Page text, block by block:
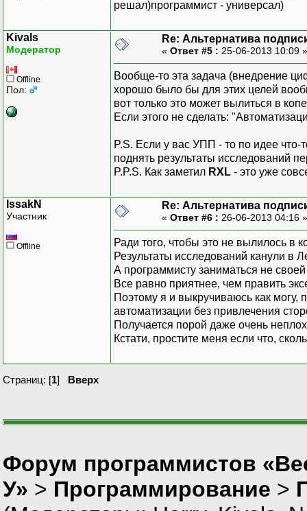
решал)программист - универсал)
Kivals
Модератор
Offline
Пол:
Re: Альтернатива
« Ответ #5 : 25-06-2013 10:09
Вообще-то эта задача (внедрение
хорошо было бы для этих целей
вот только это может вылиться в
Если этого не сделать:
P.S. Если у вас УПП - то по идее
поднять результаты исследований
P.P.S. Как заметил RXL - это уже
IssakN
Участник
Offline
Re: Альтернатива
« Ответ #6 : 26-06-2013 04:16
Ради того, чтобы это не вылилось в
Результаты исследований канули в
А программисту заниматься не
Все равно приятнее, чем править
Поэтому я и выкручиваюсь как
автоматизации без привлечения
Получается порой даже очень
Кстати, простите меня если что,
Страниц: [1] Вверх
Форум программистов
У» > Программирование >